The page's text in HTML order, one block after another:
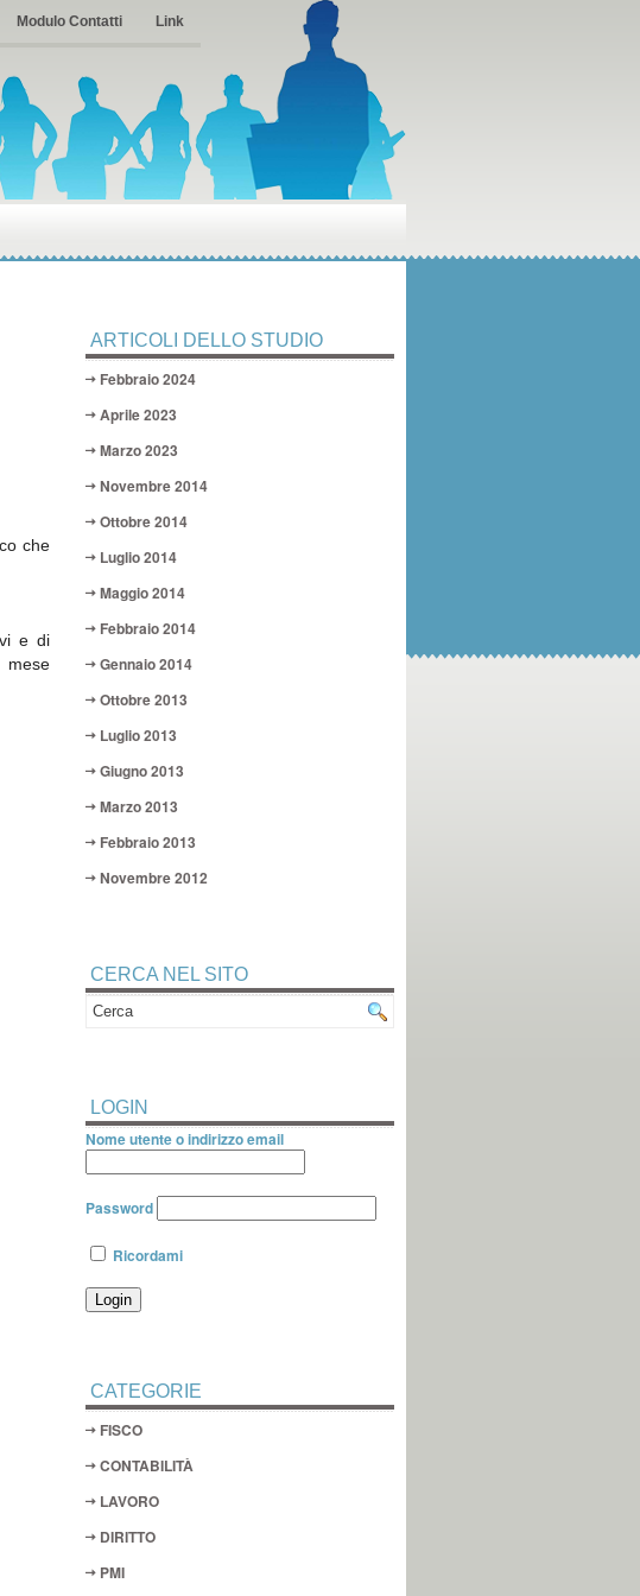
Modulo Contatti Link
che
e di
mese
ARTICOLI DELLO STUDIO
Febbraio 2024
Aprile 2023
Marzo 2023
Novembre 2014
Ottobre 2014
Luglio 2014
Maggio 2014
Febbraio 2014
Gennaio 2014
Ottobre 2013
Luglio 2013
Giugno 2013
Marzo 2013
Febbraio 2013
Novembre 2012
CERCA NEL SITO
LOGIN
Nome utente o indirizzo email
Password
Ricordami
CATEGORIE
FISCO
CONTABILITÀ
LAVORO
DIRITTO
PMI